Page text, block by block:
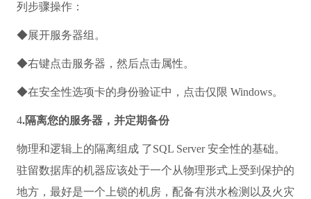
列步骤操作：
◆展开服务器组。
◆右键点击服务器，然后点击属性。
◆在安全性选项卡的身份验证中，点击仅限 Windows。
4.隔离您的服务器，并定期备份
物理和逻辑上的隔离组成 了SQL Server 安全性的基础。
驻留数据库的机器应该处于一个从物理形式上受到保护的
地方，最好是一个上锁的机房，配备有洪水检测以及火灾